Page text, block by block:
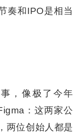
奏和IPO是相当
，像极了今年
：这两家公
两位创始人都是